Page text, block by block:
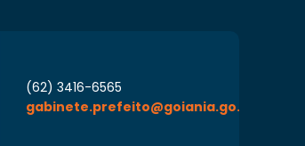
(62) 3416-6565
gabinete.prefeito@goiania.go.gov.br